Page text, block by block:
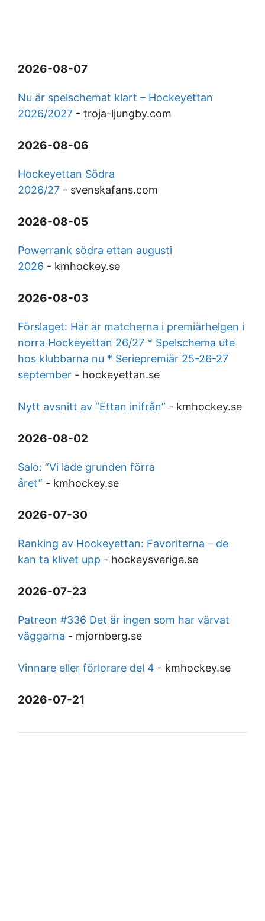
2026-08-07
Nu är spelschemat klart – Hockeyettan
2026/2027 - troja-ljungby.com
2026-08-06
Hockeyettan Södra
2026/27 - svenskafans.com
2026-08-05
Powerrank södra ettan augusti
2026 - kmhockey.se
2026-08-03
Förslaget: Här är matcherna i premiärhelgen i
norra Hockeyettan 26/27 * Spelschema ute
hos klubbarna nu * Seriepremiär 25-26-27
september - hockeyettan.se
Nytt avsnitt av ”Ettan inifrån” - kmhockey.se
2026-08-02
Salo: ”Vi lade grunden förra
året” - kmhockey.se
2026-07-30
Ranking av Hockeyettan: Favoriterna – de
kan ta klivet upp - hockeysverige.se
2026-07-23
Patreon #336 Det är ingen som har värvat
väggarna - mjornberg.se
Vinnare eller förlorare del 4 - kmhockey.se
2026-07-21